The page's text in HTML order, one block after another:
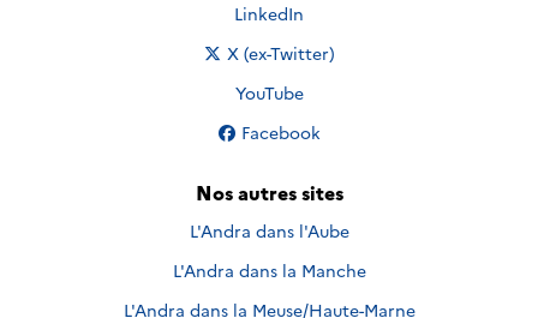
Nous suivre sur
LinkedIn
Nous suivre sur
X (ex-Twitter)
Nous suivre sur
YouTube
Nous suivre sur
Facebook
Nos autres sites
L'Andra dans l'Aube
L'Andra dans la Manche
L'Andra dans la Meuse/Haute-Marne